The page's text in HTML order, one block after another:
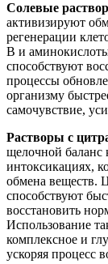
Солевые
активизируют
регенерации
В и
способствуют
процессы
организму
самочувствие,
Растворы с
щелочной баланс
интоксикациях,
обмена веществ.
способствуют
восстановить
Использование
комплексное и
ускоряя процесс